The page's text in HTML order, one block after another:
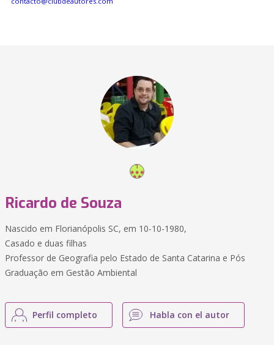
Ricardo de Souza
Nascido em Florianópolis SC, em 10-10-1980,
Casado e duas filhas
Professor de Geografia pelo Estado de Santa Catarina e Pós
Graduação em Gestão Ambiental
Perfil completo Habla con el autor